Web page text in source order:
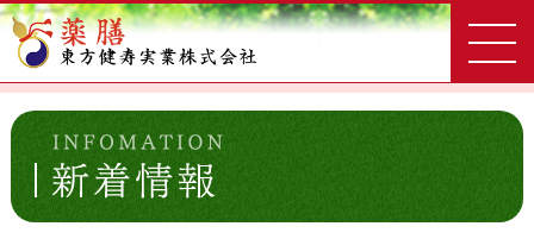
東方健寿実業
新着情報一覧
冬の食養生メニューに替わりました。夜定食もテイクアウトもありま
す。